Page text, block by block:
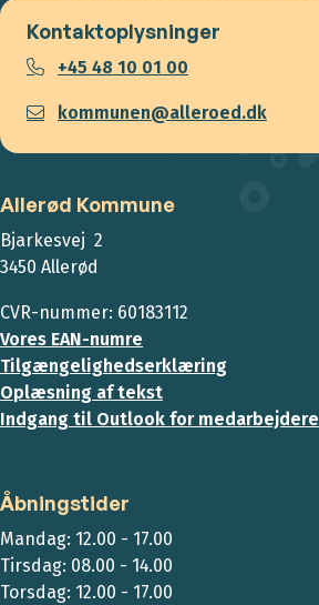
Kontaktoplysninger
+45 48 10 01 00
kommunen@alleroed.dk
Allerød Kommune
Bjarkesvej 2
3450 Allerød
CVR-nummer: 60183112
Vores EAN-numre
Tilgængelighedserklæring
Oplæsning af tekst
Indgang til Outlook for medarbejdere
Åbningstider
Mandag: 12.00 - 17.00
Tirsdag: 08.00 - 14.00
Torsdag: 12.00 - 17.00